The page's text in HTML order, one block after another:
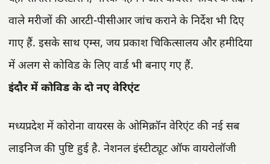
वाले मरीजों की आरटी-पीसीआर जांच कराने के निर्देश भी दिए
गाए हैं. इसके साथ एम्स, जय प्रकाश चिकित्सालय और हमीदिया
में अलग से कोविड के लिए वार्ड भी बनाए गए हैं.
इंदौर में कोविड के दो नए वेरिएंट
मध्यप्रदेश में कोरोना वायरस के ओमिक्रॉन वेरिएंट की नई सब
लाइनिज की पुष्टि हुई है. नेशनल इंस्टीट्यूट ऑफ वायरोलॉजी